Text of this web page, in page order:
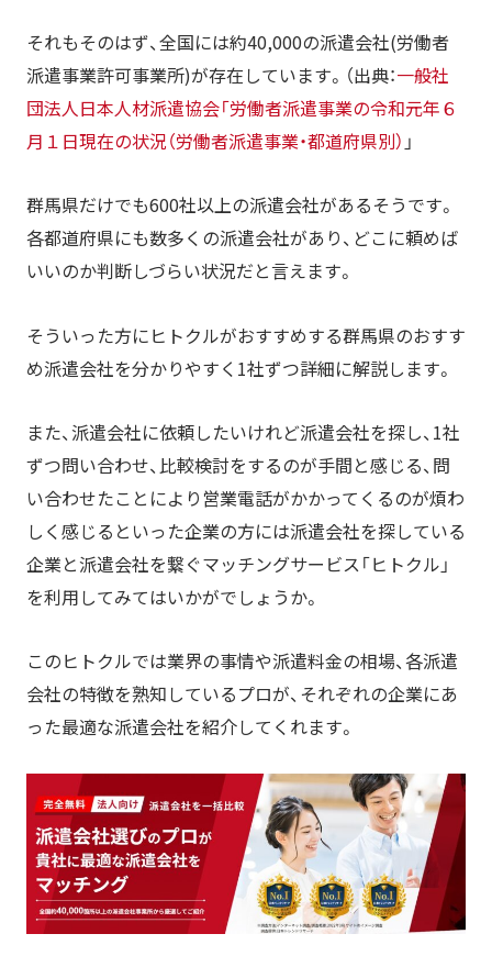
社フルキャスト
【職種別】群馬でオフィスワークに強い人材派遣会社
国内トップクラスの実績と売上｜パーソルテンプスタッフ株式会
社
充実した教育体制＆アフターフォロー｜株式会社ワイズコーポレ
ーション
全国各地から迅速に人材を手配｜サンヴァーテックス株式会社
営業・販売に強い博報堂グループの派遣会社｜株式会社バックス
自社メディアで独自の人材を確保｜株式会社ウィルオブ・ワーク
会社
【職種別】群馬でIT・WEBエンジニア職に強い人材派
遣会社
世界60ヶ国以上で展開中の大手外資系派遣会社｜アデコ株式会社
情報サービスに特化した会社のグループ企業｜株式会社ジーシー
シースタッフ
企業のニーズに沿ったマッチングの実現｜株式会社スタッフサー
【資格別】群馬で介護・医療に強い人材派遣会社
優秀な人材を派遣可能な介護職に強い派遣会社｜株式会社ブレイ
ブ
ブ・ワーク
求人広告事業を手掛ける会社のグループ会社｜ジャーナルスタッ
フ株式会社
【資格別】群馬で保育士に強い人材派遣会社
全国展開のカバー力が魅力｜株式会社ネオキャリア
厚生労働大臣からの認可アリ｜株式会社ニッソーネット
それもそのはず、全国には約40,000の派遣会社(労働者
派遣事業許可事業所)が存在しています。（出典：一般社
団法人日本人材派遣協会「労働者派遣事業の令和元年６
月１日現在の状況（労働者派遣事業・都道府県別） 」
群馬県だけでも600社以上の派遣会社があるそうです。
各都道府県にも数多くの派遣会社があり、どこに頼めば
いいのか判断しづらい状況だと言えます。
そういった方にヒトクルがおすすめする群馬県のおすす
め派遣会社を分かりやすく1社ずつ詳細に解説します。
また、派遣会社に依頼したいけれど派遣会社を探し、1社
ずつ問い合わせ、比較検討をするのが手間と感じる、問
い合わせたことにより営業電話がかかってくるのが煩わ
しく感じるといった企業の方には派遣会社を探している
企業と派遣会社を繋ぐマッチングサービス「ヒトクル」
を利用してみてはいかがでしょうか。
このヒトクルでは業界の事情や派遣料金の相場、各派遣
会社の特徴を熟知しているプロが、それぞれの企業にあ
った最適な派遣会社を紹介してくれます。